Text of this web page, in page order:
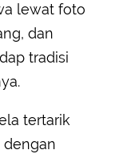
lewat foto
dan
tradisi
tertarik